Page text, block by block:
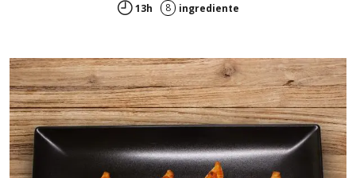
13h 8 ingrediente